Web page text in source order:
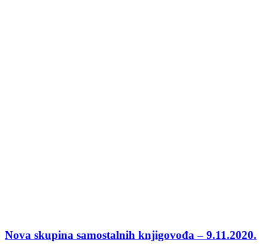
Nova skupina samostalnih knjigovođa – 9.11.2020.